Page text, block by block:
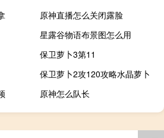
原神直播怎么关闭露脸
星露谷物语布景图怎么用
保卫萝卜3第11
保卫萝卜2攻120攻略水晶萝卜
原神怎么队长